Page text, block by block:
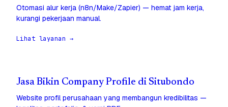
Otomasi alur kerja (n8n/Make/Zapier) — hemat jam kerja,
kurangi pekerjaan manual.
Lihat layanan →
Jasa Bikin Company Profile di Situbondo
Website profil perusahaan yang membangun kredibilitas —